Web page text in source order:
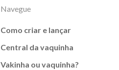
Navegue
Como criar e lançar
Central da vaquinha
Vakinha ou vaquinha?